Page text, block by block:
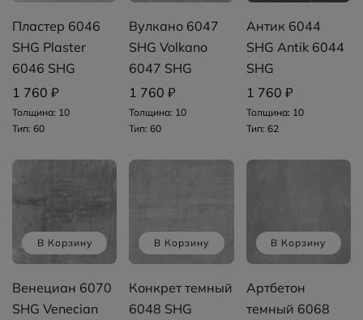
Пластер 6046
SHG Plaster
6046 SHG
1 760 ₽
Толщина: 10
Тип: 60
Вулкано 6047
SHG Volkano
6047 SHG
1 760 ₽
Толщина: 10
Тип: 60
Антик 6044
SHG Antik 6044
SHG
1 760 ₽
Толщина: 10
Тип: 62
В Корзину
Венециан 6070
SHG Venecian
В Корзину
Конкрет темный
6048 SHG
В Корзину
Артбетон
темный 6068